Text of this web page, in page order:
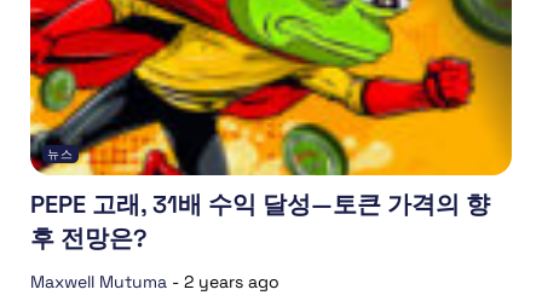
뉴스
PEPE 고래, 31배 수익 달성—토큰 가격의 향
후 전망은?
Maxwell Mutuma - 2 years ago